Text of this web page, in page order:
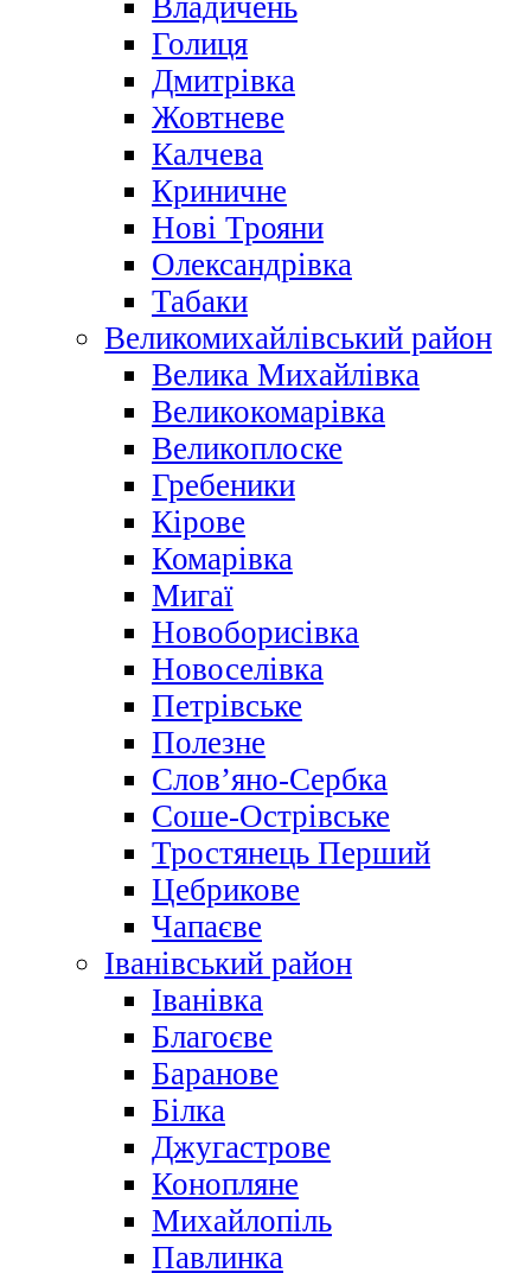
Владичень
Голиця
Дмитрівка
Жовтневе
Калчева
Криничне
Нові Трояни
Олександрівка
Табаки
Великомихайлівський район
Велика Михайлівка
Великокомарівка
Великоплоске
Гребеники
Кірове
Комарівка
Мигаї
Новоборисівка
Новоселівка
Петрівське
Полезне
Слов’яно-Сербка
Соше-Острівське
Тростянець Перший
Цебрикове
Чапаєве
Іванівський район
Іванівка
Благоєве
Баранове
Білка
Джугастрове
Конопляне
Михайлопіль
Павлинка